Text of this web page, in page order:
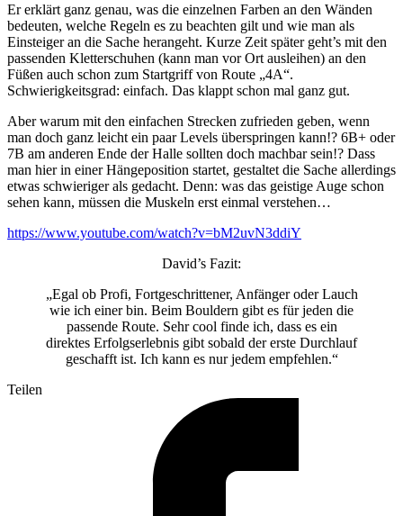
Er erklärt ganz genau, was die einzelnen Farben an den Wänden
bedeuten, welche Regeln es zu beachten gilt und wie man als
Einsteiger an die Sache herangeht. Kurze Zeit später geht’s mit den
passenden Kletterschuhen (kann man vor Ort ausleihen) an den
Füßen auch schon zum Startgriff von Route „4A“.
Schwierigkeitsgrad: einfach. Das klappt schon mal ganz gut.
Aber warum mit den einfachen Strecken zufrieden geben, wenn
man doch ganz leicht ein paar Levels überspringen kann!? 6B+ oder
7B am anderen Ende der Halle sollten doch machbar sein!? Dass
man hier in einer Hängeposition startet, gestaltet die Sache allerdings
etwas schwieriger als gedacht. Denn: was das geistige Auge schon
sehen kann, müssen die Muskeln erst einmal verstehen…
https://www.youtube.com/watch?v=bM2uvN3ddiY
David’s Fazit:
„Egal ob Profi, Fortgeschrittener, Anfänger oder Lauch
wie ich einer bin. Beim Bouldern gibt es für jeden die
passende Route. Sehr cool finde ich, dass es ein
direktes Erfolgserlebnis gibt sobald der erste Durchlauf
geschafft ist. Ich kann es nur jedem empfehlen.“
Teilen